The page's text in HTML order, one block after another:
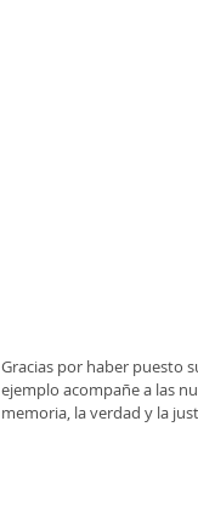
Gracias por haber puesto
ejemplo acompañe a las
memoria, la verdad y la